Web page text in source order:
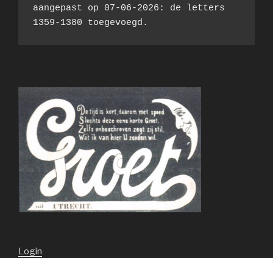
aangepast op 07-06-2026: de letters
1359-1380 toegevoegd.
Login